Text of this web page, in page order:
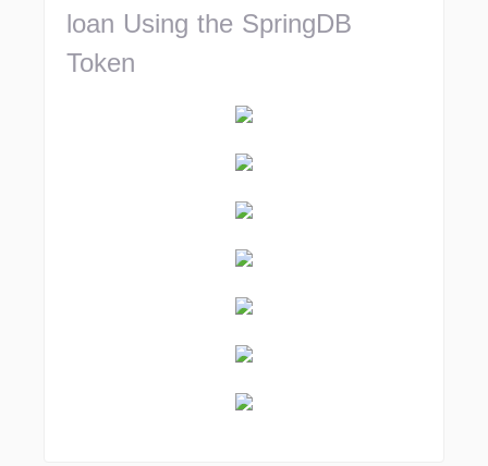
loan Using the SpringDB
Token